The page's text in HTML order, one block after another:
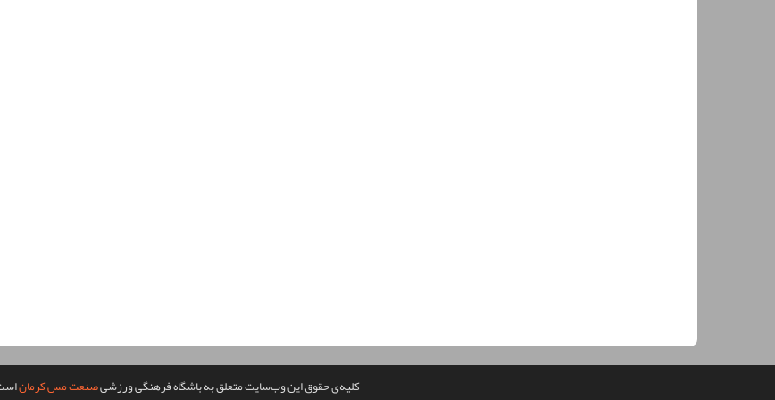
کلیه‌ی حقوق این وب‌سایت متعلق به باشگاه فرهنگی ورزشیصنعت مس کرمان